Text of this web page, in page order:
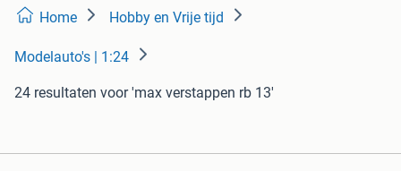
Home Hobby en Vrije tijd
Modelauto's | 1:24
24 resultaten voor 'max verstappen rb 13'